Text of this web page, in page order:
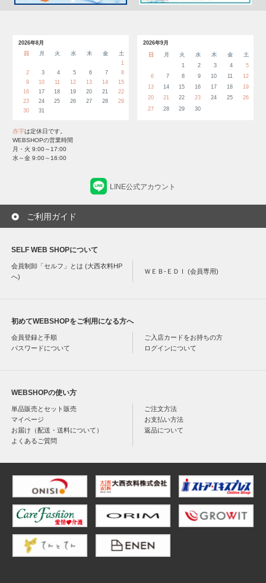
2026年8月
日
月 火 水 木 金
土
1
2
3 4 5 6 7
8
9
10 11 12 13 14
15
16
17 18 19 20 21
22
23
24 25 26 27 28
29
30
31
2026年9月
日
月 火 水 木 金
土
1
2 3 4
5
6
7 8 9 10 11
12
13
14 15 16 17 18
19
20
21 22 23 24 25
26
27
28 29 30
赤字は定休日です。
WEBSHOPの営業時間
月・火 9:00～17:00
水～金 9:00～16:00
LINE公式アカウント
ご利用ガイド
SELF WEB SHOPについて
会員制卸「セルフ」とは (大西衣料HP
へ)
ＷＥＢ-ＥＤＩ (会員専用)
初めてWEBSHOPをご利用になる方へ
会員登録と手順
ご入店カードをお持ちの方
パスワードについて
ログインについて
WEBSHOPの使い方
単品販売とセット販売
ご注文方法
マイページ
お支払い方法
お届け（配送・送料について）
返品について
よくあるご質問